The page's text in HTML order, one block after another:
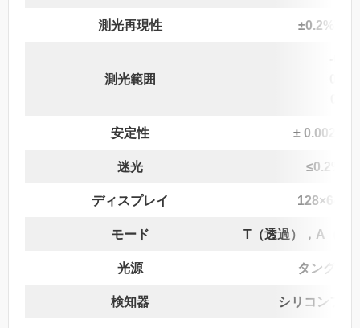
測光再現性 ±0.2%T（
測光範囲
安定性 ± 0.002A/h
迷光
ディスプレイ 128×64
モード T（透過），A（吸
光源 タングス
検知器 シリコンフォ